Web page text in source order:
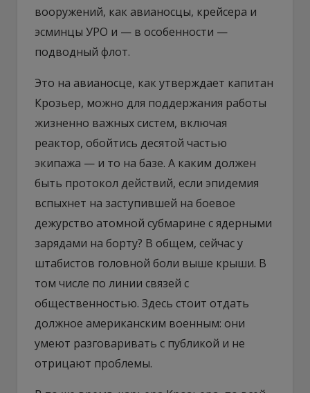
вооружений, как авианосцы, крейсера и
эсминцы УРО и — в особенности —
подводный флот.
Это на авианосце, как утверждает капитан
Крозьер, можно для поддержания работы
жизненно важных систем, включая
реактор, обойтись десятой частью
экипажа — и то на базе. А каким должен
быть протокол действий, если эпидемия
вспыхнет на заступившей на боевое
дежурство атомной субмарине с ядерными
зарядами на борту? В общем, сейчас у
штабистов головной боли выше крыши. В
том числе по линии связей с
общественностью. Здесь стоит отдать
должное американским военным: они
умеют разговаривать с публикой и не
отрицают проблемы.